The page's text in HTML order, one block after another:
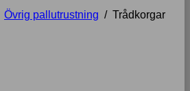
Övrig pallutrustning / Trådkorgar